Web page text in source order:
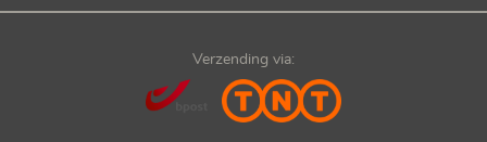
Verzending via: